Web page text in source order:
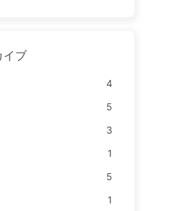
イブ
4
5
3
1
5
1